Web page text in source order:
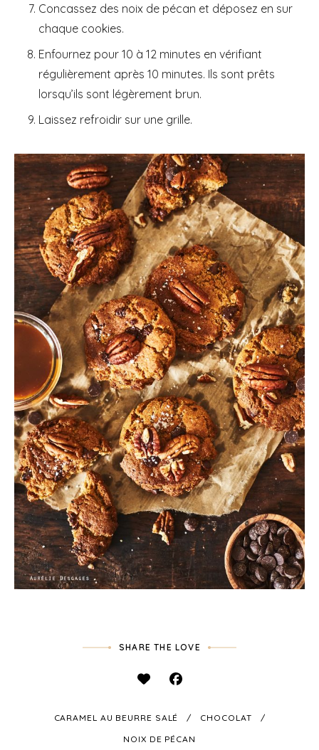
Concassez des noix de pécan et déposez en sur
chaque cookies.
Enfournez pour 10 à 12 minutes en vérifiant
régulièrement après 10 minutes. Ils sont prêts
lorsqu’ils sont légèrement brun.
Laissez refroidir sur une grille.
SHARE THE LOVE
CARAMEL AU BEURRE SALÉ
CHOCOLAT
NOIX DE PÉCAN